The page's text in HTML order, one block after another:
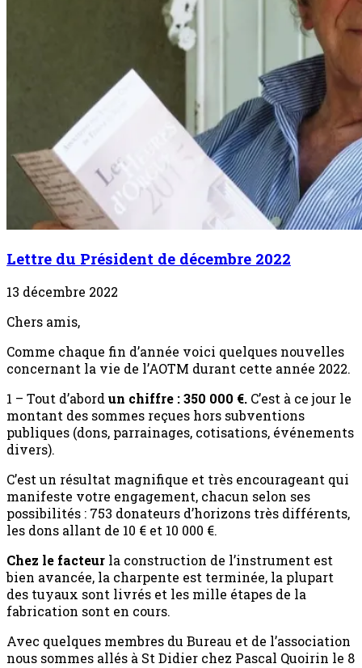
Lettre du Président de décembre 2022
13 décembre 2022
Chers amis,
Comme chaque fin d’année voici quelques nouvelles
concernant la vie de l’AOTM durant cette année 2022.
1 – Tout d’abordun chiffre : 350 000 €. C’est à ce jour le
montant des sommes reçues hors subventions
publiques (dons, parrainages, cotisations, événements
divers).
C’est un résultat magnifique et très encourageant qui
manifeste votre engagement, chacun selon ses
possibilités : 753 donateurs d’horizons très différents,
les dons allant de 10 € et 10 000 €.
Chez le facteur la construction de l’instrument est
bien avancée, la charpente est terminée, la plupart
des tuyaux sont livrés et les mille étapes de la
fabrication sont en cours.
Avec quelques membres du Bureau et de l’association
nous sommes allés à St Didier chez Pascal Quoirin le 8